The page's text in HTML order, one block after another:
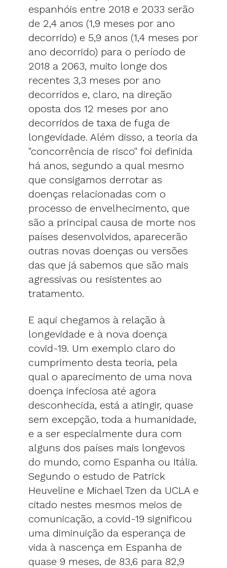
espanhóis entre 2018 e 2033 serão
de 2,4 anos (1,9 meses por ano
decorrido) e 5,9 anos (1,4 meses por
ano decorrido) para o período de
2018 a 2063, muito longe dos
recentes 3,3 meses por ano
decorridos e, claro, na direção
oposta dos 12 meses por ano
decorridos de taxa de fuga de
longevidade. Além disso, a teoria da
"concorrência de risco" foi definida
há anos, segundo a qual mesmo
que consigamos derrotar as
doenças relacionadas com o
processo de envelhecimento, que
são a principal causa de morte nos
países desenvolvidos, aparecerão
outras novas doenças ou versões
das que já sabemos que são mais
agressivas ou resistentes ao
tratamento.
E aqui chegamos à relação à
longevidade e à nova doença
covid-19. Um exemplo claro do
cumprimento desta teoria, pela
qual o aparecimento de uma nova
doença infeciosa até agora
desconhecida, está a atingir, quase
sem excepção, toda a humanidade,
e a ser especialmente dura com
alguns dos países mais longevos
do mundo, como Espanha ou Itália.
Segundo o estudo de Patrick
Heuveline e Michael Tzen da UCLA e
citado nestes mesmos meios de
comunicação, a covid-19 significou
uma diminuição da esperança de
vida à nascença em Espanha de
quase 9 meses, de 83,6 para 82,9